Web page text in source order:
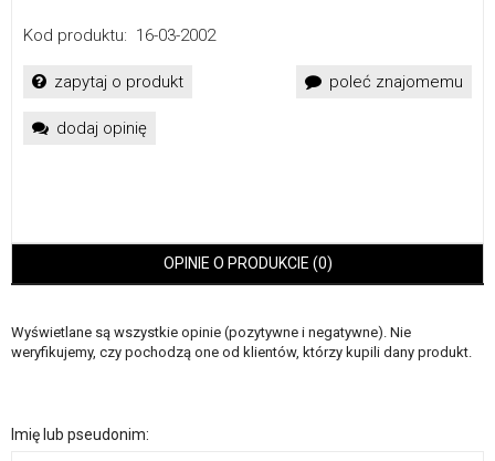
Kod produktu: 16-03-2002
zapytaj o produkt poleć znajomemu
dodaj opinię
OPINIE O PRODUKCIE (0)
Wyświetlane są wszystkie opinie (pozytywne i negatywne). Nie
weryfikujemy, czy pochodzą one od klientów, którzy kupili dany produkt.
Imię lub pseudonim: